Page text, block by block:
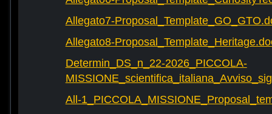
Allegato7-
Allegato8-
Determin_DS_n_22-2026_PICCOLA-
All-